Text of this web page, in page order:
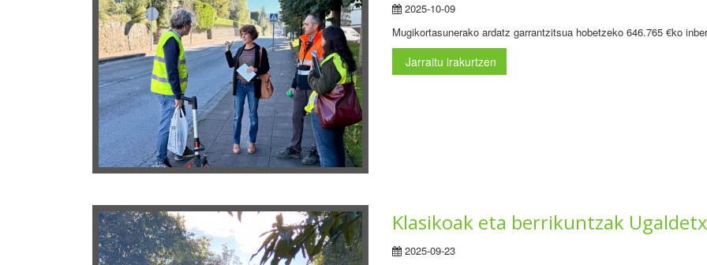
2025-10-09
Mugikortasunerako ardatz garrantzitsua hobetzeko 646.765 €ko
Jarraitu irakurtzen
Klasikoak eta berrikuntzak
2025-09-23